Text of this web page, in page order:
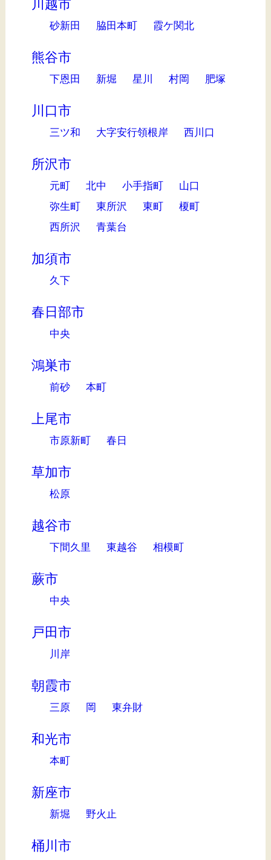
川越市
砂新田 脇田本町 霞ケ関北
熊谷市
下恩田 新堀 星川 村岡 肥塚
川口市
三ツ和 大字安行領根岸 西川口
所沢市
元町 北中 小手指町
山口
弥生町
東所沢 東町
榎町
西所沢
青葉台
加須市
久下
春日部市
中央
鴻巣市
前砂 本町
上尾市
市原新町 春日
草加市
松原
越谷市
下間久里 東越谷 相模町
蕨市
中央
戸田市
川岸
朝霞市
三原 岡 東弁財
和光市
本町
新座市
新堀 野火止
桶川市